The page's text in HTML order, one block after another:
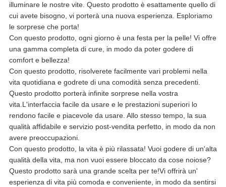
MAPPA
DEL
SITO
POLITICA
SULLA
PRIVACY
illuminare le nostre vite. Questo prodotto è esattamente quello di
cui avete bisogno, vi porterà una nuova esperienza. Esploriamo
le sorprese che porta!
Con questo prodotto, ogni giorno è una festa per la pelle! Vi offre
una gamma completa di cure, in modo da poter godere di
comfort e bellezza!
Con questo prodotto, risolverete facilmente vari problemi nella
vita quotidiana e godrete di una comodità senza precedenti.
Questo prodotto porterà infinite sorprese nella vostra
vita.L'interfaccia facile da usare e le prestazioni superiori lo
rendono facile e piacevole da usare. Allo stesso tempo, la sua
qualità affidabile e servizio post-vendita perfetto, in modo da non
avere preoccupazioni.
Con questo prodotto, la vita è più rilassata! Vuoi godere di un'alta
qualità della vita, ma non vuoi essere bloccato da cose noiose?
Questo prodotto sarà una grande scelta per te!Vi offrirà un'
esperienza di vita più comoda e conveniente, in modo da sentirsi